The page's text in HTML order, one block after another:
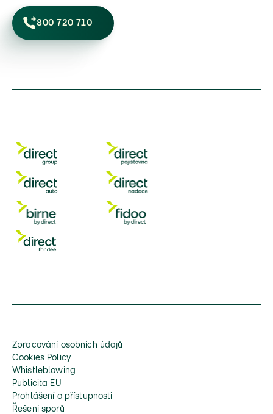
800 720 710
Zpracování osobních údajů
Cookies Policy
Whistleblowing
Publicita EU
Prohlášení o přístupnosti
Řešení sporů